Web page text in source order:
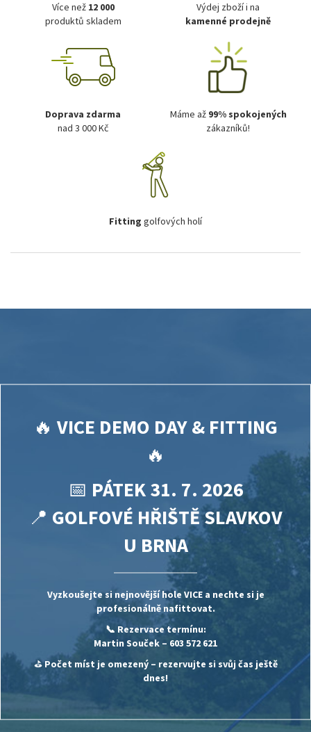
Více než 12 000
produktů skladem
Výdej zboží i na
kamenné prodejně
Doprava zdarma
nad 3 000 Kč
Máme až 99% spokojených
zákazníků!
Fitting golfových holí
🔥 VICE DEMO DAY & FITTING
🔥
📅 PÁTEK 31. 7. 2026
📍 GOLFOVÉ HŘIŠTĚ SLAVKOV
U BRNA
Vyzkoušejte si nejnovější hole VICEa nechte si je
profesionálně nafittovat.
📞 Rezervace termínu:
Martin Souček – 603 572 621
⛳Počet míst je omezený – rezervujte si svůj čas ještě
dnes!